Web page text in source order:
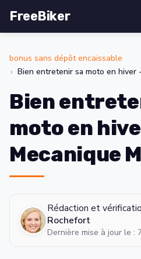
FreeBiker
bonus sans dépôt encaissable
Bien entretenir sa moto en hiver
Bien
moto en
Mecanique
Rédaction et
Rochefort
Dernière mise à jour le :